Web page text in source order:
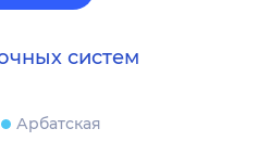
систем
Арбатская